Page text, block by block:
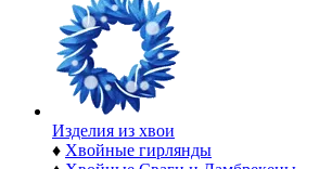
Изделия из хвои
♦ Хвойные гирлянды